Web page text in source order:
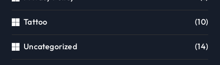
Tattoo (10)
Uncategorized (14)